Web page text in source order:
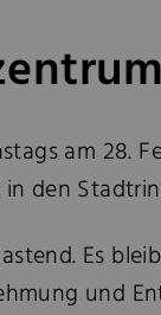
am 28.
den
Es
und